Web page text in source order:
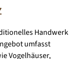
Handwerk
umfasst
Vogelhäuser,